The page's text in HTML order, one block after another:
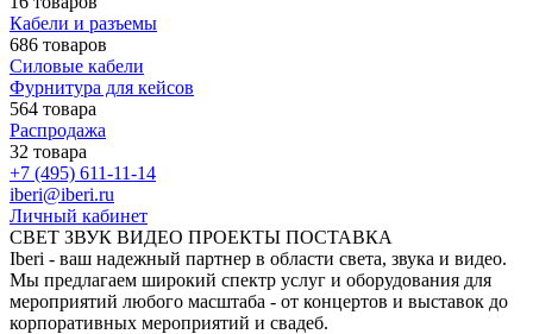
Кабели и разъемы
686 товаров
Силовые кабели
Фурнитура для кейсов
564 товара
Распродажа
32 товара
+7 (495) 611-11-14
iberi@iberi.ru
Личный кабинет
СВЕТ ЗВУК ВИДЕО ПРОЕКТЫ ПОСТАВКА
Iberi - ваш надежный партнер в области света, звука и видео.
Мы предлагаем широкий спектр услуг и оборудования для
мероприятий любого масштаба - от концертов и выставок до
корпоративных мероприятий и свадеб.